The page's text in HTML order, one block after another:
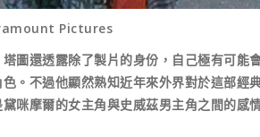
Pictures
塔圖還透露除了製片的身份，自己極有可能
。不過他顯然熟知近年來外界對於這部經
咪摩爾的女主角與史威茲男主角之間的感